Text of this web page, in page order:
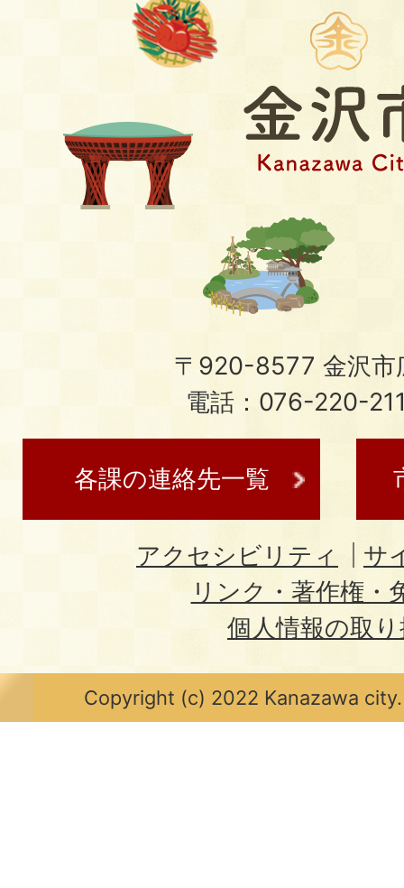
〒920-8577 金沢市
電話：076-220-
各課の連絡先一覧
アクセシビリティ
サ
リンク・著作権・
個人情報の取
Copyright (c) 2022 Kanazawa